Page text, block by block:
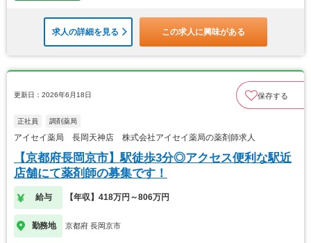
求人の詳細を見る この求人に興味がある
更新日：2026年6月18日 保存する
正社員 調剤薬局
アイセイ薬局 長岡天神店 株式会社アイセイ薬局の薬剤師求人
【京都府長岡京市】駅徒歩3分◎アクセス便利な駅近
店舗にて薬剤師の募集です！
給与 【年収】418万円～806万円
勤務地 京都府 長岡京市